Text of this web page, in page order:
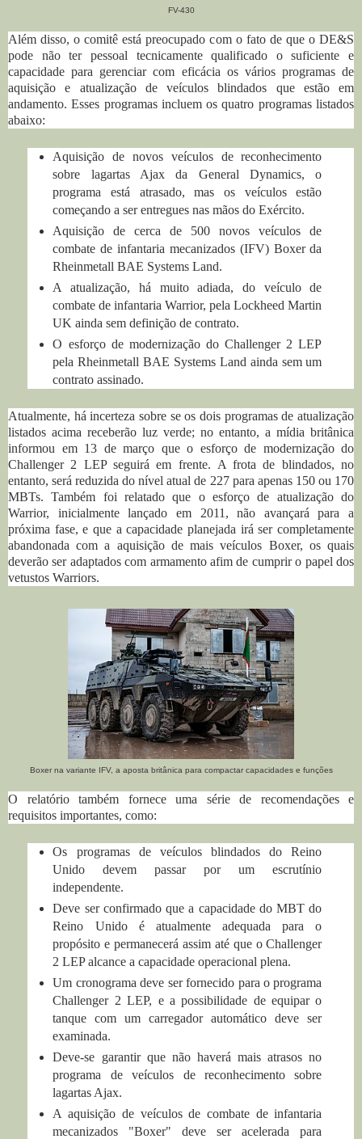
FV-430
Além disso, o comitê está preocupado com o fato de que o DE&S
pode não ter pessoal tecnicamente qualificado o suficiente e
capacidade para gerenciar com eficácia os vários programas de
aquisição e atualização de veículos blindados que estão em
andamento.Esses programas incluem os quatro programas listados
abaixo:
Aquisição de novos veículos de reconhecimento
sobre lagartas Ajax da General Dynamics, o
programa está atrasado, mas os veículos estão
começando a ser entregues nas mãos do Exército.
Aquisição de cerca de 500 novos veículos de
combate de infantaria mecanizados (IFV) Boxer da
Rheinmetall BAE Systems Land.
A atualização, há muito adiada, do veículo de
combate de infantaria Warrior, pela Lockheed Martin
UK ainda sem definição de contrato.
O esforço de modernização do Challenger 2 LEP
pela Rheinmetall BAE Systems Land ainda sem um
contrato assinado.
Atualmente, há incerteza sobre se os dois programas de atualização
listados acima receberão luz verde; no entanto, a mídia britânica
informou em 13 de março que o esforço de modernização do
Challenger 2 LEP seguirá em frente. A frota de blindados, no
entanto, será reduzida do nível atual de 227 para apenas 150 ou 170
MBTs. Também foi relatado que o esforço de atualização do
Warrior, inicialmente lançado em 2011, não avançará para a
próxima fase, e que a capacidade planejada irá ser completamente
abandonada com a aquisição de mais veículos Boxer, os quais
deverão ser adaptados com armamento afim de cumprir o papel dos
vetustos Warriors.
Boxer na variante IFV, a aposta britânica para compactar capacidades e funções
O relatório também fornece uma série de recomendações e
requisitos importantes, como:
Os programas de veículos blindados do Reino
Unido devem passar por um escrutínio
independente.
Deve ser confirmado que a capacidade do MBT do
Reino Unido é atualmente adequada para o
propósito e permanecerá assim até que o Challenger
2 LEP alcance a capacidade operacional plena.
Um cronograma deve ser fornecido para o programa
Challenger 2 LEP, e a possibilidade de equipar o
tanque com um carregador automático deve ser
examinada.
Deve-se garantir que não haverá mais atrasos no
programa de veículos de reconhecimento sobre
lagartas Ajax.
A aquisição de veículos de combate de infantaria
mecanizados "Boxer" deve ser acelerada para